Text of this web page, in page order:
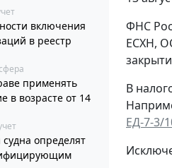
включения
в реестр
применять
в возрасте от 14
определят
ФНС
ЕСХН,
В
ЕД-7-3/